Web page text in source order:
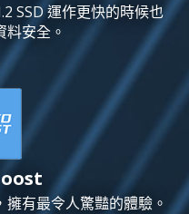
SSD 運作更快的時候也
料安全。
有最令人驚豔的體驗。